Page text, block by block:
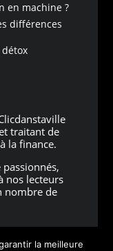
en machine ?
différences
traitant de
la finance.
passionnés,
nos lecteurs
nombre de
la meilleure